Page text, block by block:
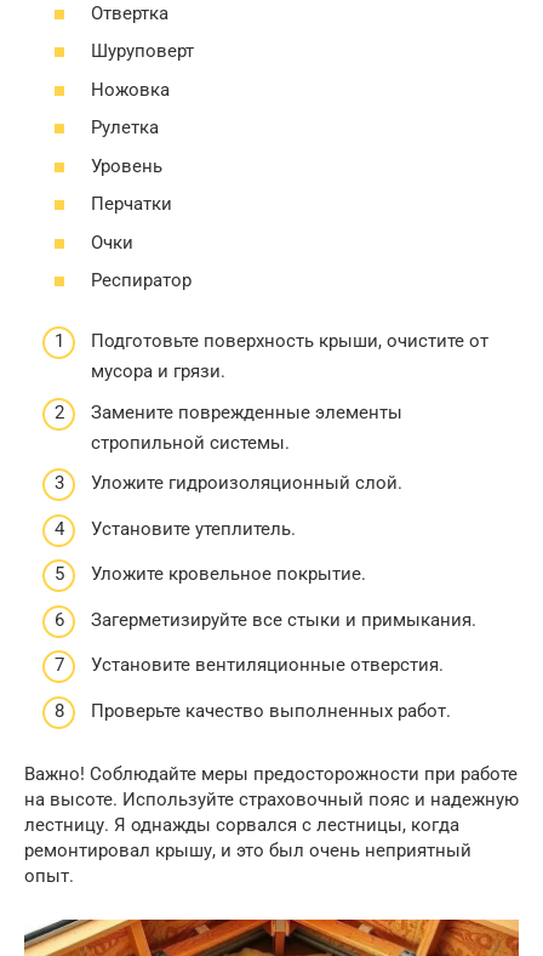
Отвертка
Шуруповерт
Ножовка
Рулетка
Уровень
Перчатки
Очки
Респиратор
Подготовьте поверхность крыши, очистите от
мусора и грязи.
Замените поврежденные элементы
стропильной системы.
Уложите гидроизоляционный слой.
Установите утеплитель.
Уложите кровельное покрытие.
Загерметизируйте все стыки и примыкания.
Установите вентиляционные отверстия.
Проверьте качество выполненных работ.
Важно! Соблюдайте меры предосторожности при работе
на высоте. Используйте страховочный пояс и надежную
лестницу. Я однажды сорвался с лестницы, когда
ремонтировал крышу, и это был очень неприятный
опыт.